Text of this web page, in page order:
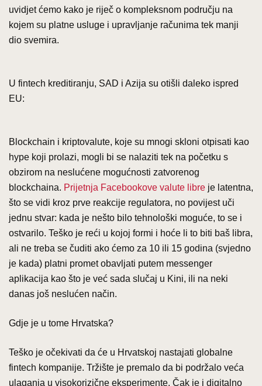
uvidjet ćemo kako je riječ o kompleksnom području na
kojem su platne usluge i upravljanje računima tek manji
dio svemira.
U fintech kreditiranju, SAD i Azija su otišli daleko ispred
EU:
Blockchain i kriptovalute, koje su mnogi skloni otpisati kao
hype koji prolazi, mogli bi se nalaziti tek na početku s
obzirom na neslućene mogućnosti zatvorenog
blockchaina. Prijetnja Facebookove valute libre je latentna,
što se vidi kroz prve reakcije regulatora, no povijest uči
jednu stvar: kada je nešto bilo tehnološki moguće, to se i
ostvarilo. Teško je reći u kojoj formi i hoće li to biti baš libra,
ali ne treba se čuditi ako ćemo za 10 ili 15 godina (svjedno
je kada) platni promet obavljati putem messenger
aplikacija kao što je već sada slučaj u Kini, ili na neki
danas još neslućen način.
Gdje je u tome Hrvatska?
Teško je očekivati da će u Hrvatskoj nastajati globalne
fintech kompanije. Tržište je premalo da bi podržalo veća
ulaganja u visokorizične eksperimente. Čak je i digitalno